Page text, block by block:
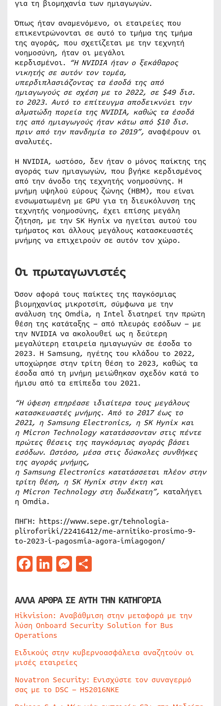
για τη βιομηχανία των ημιαγωγών.
Όπως ήταν αναμενόμενο, οι εταιρείες που
επικεντρώνονται σε αυτό το τμήμα της τμήμα
της αγοράς, που σχετίζεται με την τεχνητή
νοημοσύνη, ήταν οι μεγάλοι
κερδισμένοι. “Η NVIDIA ήταν ο ξεκάθαρος
νικητής σε αυτόν τον τομέα,
υπερδιπλασιάζοντας τα έσοδά της από
ημιαγωγούς σε σχέση με το 2022, σε $49 δισ.
το 2023. Αυτό το επίτευγμα αποδεικνύει την
αλματώδη πορεία της NVIDIA, καθώς τα έσοδά
της από ημιαγωγούς ήταν κάτω από $10 δισ.
πριν από την πανδημία το 2019”, αναφέρουν οι
αναλυτές.
Η NVIDIA, ωστόσο, δεν ήταν ο μόνος παίκτης της
αγοράς των ημιαγωγών, που βγήκε κερδισμένος
από την άνοδο της τεχνητής νοημοσύνης. Η
μνήμη υψηλού εύρους ζώνης (HBM), που είναι
ενσωματωμένη με GPU για τη διευκόλυνση της
τεχνητής νοημοσύνης, έχει επίσης μεγάλη
ζήτηση, με την SK Hynix να ηγείται αυτού του
τμήματος και άλλους μεγάλους κατασκευαστές
μνήμης να επιχειρούν σε αυτόν τον χώρο.
Οι πρωταγωνιστές
Όσον αφορά τους παίκτες της παγκόσμιας
βιομηχανίας μικροτσίπ, σύμφωνα με την
ανάλυση της Omdia, η Intel διατηρεί την πρώτη
θέση της κατάταξης – από πλευράς εσόδων – με
την NVIDIA να ακολουθεί ως η δεύτερη
μεγαλύτερη εταιρεία ημιαγωγών σε έσοδα το
2023. Η Samsung, ηγέτης του κλάδου το 2022,
υποχώρησε στην τρίτη θέση το 2023, καθώς τα
έσοδα από τη μνήμη μειώθηκαν σχεδόν κατά το
ήμισυ από τα επίπεδα του 2021.
“Η ύφεση επηρέασε ιδιαίτερα τους μεγάλους
κατασκευαστές μνήμης. Από το 2017 έως το
2021, η Samsung Electronics, η SK Hynix και
η Micron Technology κατατάσσονταν στις πέντε
πρώτες θέσεις της παγκόσμιας αγοράς βάσει
εσόδων. Ωστόσο, μέσα στις δύσκολες συνθήκες
της αγοράς μνήμης,
η Samsung Electronics κατατάσσεται πλέον στην
τρίτη θέση, η SK Hynix στην έκτη και
η Micron Technology στη δωδέκατη”, καταλήγει
η Omdia.
ΠΗΓΗ: https://www.sepe.gr/tehnologia-
pliroforiki/22416412/me-arnitiko-prosimo-9-
to-2023-i-pagosmia-agora-imiagogon/
Facebook
LinkedIn
Messenger
ΑΛΛΑ ΑΡΘΡΑ ΣΕ ΑΥΤΗ ΤΗΝ ΚΑΤΗΓΟΡΙΑ
Hikvision: Αναβάθμιση στην μεταφορά με την
λύση Onboard Security Solution for Bus
Operations
Ειδικούς στην κυβερνοασφάλεια αναζητούν οι
μισές εταιρείες
Novatron Security: Ενισχύστε τον συναγερμό
σας με το DSC – HS2016NKE